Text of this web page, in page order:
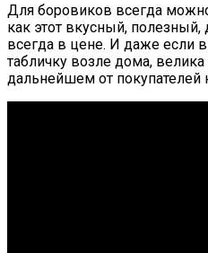
Для боровиков всегда
как этот вкусный, полезный,
всегда в цене. И даже если
табличку возле дома, велика
дальнейшем от покупателей